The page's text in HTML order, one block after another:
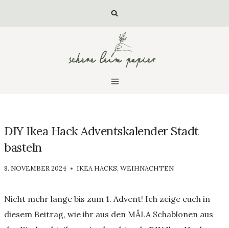
DIY Ikea Hack Adventskalender Stadt
basteln
VON
8. NOVEMBER 2024 IKEA HACKS, WEIHNACHTEN
Nicht mehr lange bis zum 1. Advent! Ich zeige euch in
diesem Beitrag, wie ihr aus den MÅLA Schablonen aus